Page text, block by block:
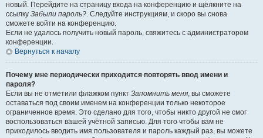
новый. Перейдите на страницу входа на конференцию и щёлкните на
ссылку Забыли пароль?. Следуйте инструкциям, и скоро вы снова
сможете войти на конференцию.
Если не удалось получить новый пароль, свяжитесь с администратором
конференции.
Вернуться к началу
Почему мне периодически приходится повторять ввод имени и
пароля?
Если вы не отметили флажком пункт Запомнить меня, вы сможете
оставаться под своим именем на конференции только некоторое
ограниченное время. Это сделано для того, чтобы никто другой не смог
воспользоваться вашей учётной записью. Для того чтобы вам не
приходилось вводить имя пользователя и пароль каждый раз, вы можете